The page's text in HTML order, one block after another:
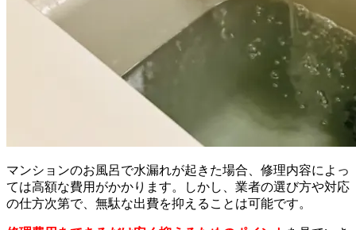
マンションのお風呂で水漏れが起きた場合、修理内容によっ
ては高額な費用がかかります。しかし、業者の選び方や対応
の仕方次第で、無駄な出費を抑えることは可能です。